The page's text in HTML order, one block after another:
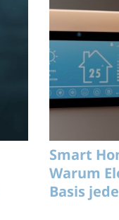
Smart
Warum
Basis